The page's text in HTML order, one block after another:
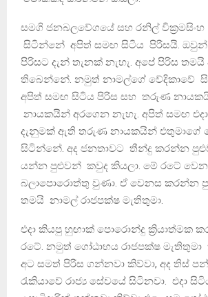
සමගි ජනබලවේගයේ සහ රනිල්
සිටින්නේ අපිත් සමඟ සිටිය පිරිසයි.
පිරිසට දැන් තැනක් නැහැ. අපේ පිරිස
තිබෙන්නේ. නමුත් නාමල්ගේ වේදිකාවේ
අපිත් සමඟ සිටිය පිරිස සහ තරුණ
නායකයින් අරගෙන නැහැ. අපිත් සමඟ
දැනුමක් ඇති තරුණ නායකයින් එතුමාගේ
සිටින්නේ. අද ජනතාවට තීන්දු කරන්න
යන්න පුළුවන් කවුද කියලා. මේ රටේ
බලාපොරොත්තු වුණා. ඒ වෙනස කරන්න
තමයි නාමල් රාජපක්ෂ මැතිතුමා.
එදා කියපු හුඟාක් පොරොන්දු ක්‍රියාත්මක
රටේ. නමුත් ගෝඨාභය රාජපක්ෂ මැතිතුමා
අට සමත් පිරිස ගන්නවා කිව්වා, අද තිස්
රැකියාවේ රාජ්‍ය සේවයේ සිටිනවා. එදා